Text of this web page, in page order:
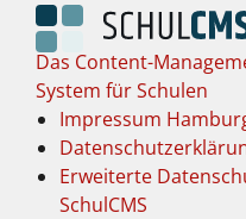
Das Content-
System für Schulen
Impressum
Erweiterte
SchulCMS